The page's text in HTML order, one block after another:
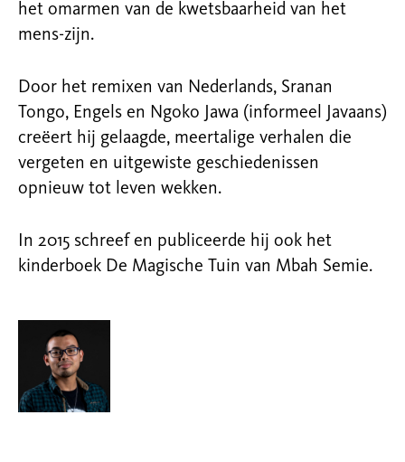
het omarmen van de kwetsbaarheid van het
mens-zijn.
Door het remixen van Nederlands, Sranan
Tongo, Engels en Ngoko Jawa (informeel Javaans)
creëert hij gelaagde, meertalige verhalen die
vergeten en uitgewiste geschiedenissen
opnieuw tot leven wekken.
In 2015 schreef en publiceerde hij ook het
kinderboek De Magische Tuin van Mbah Semie.